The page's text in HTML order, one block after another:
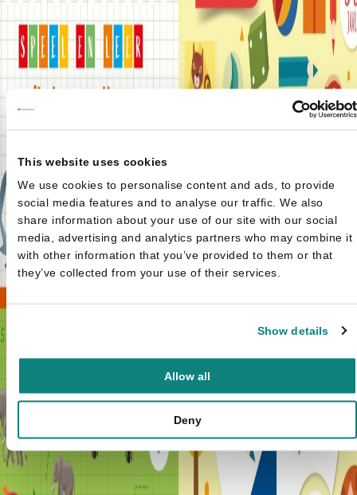
This website uses cookies
We use cookies to personalise content and ads, to provide
social media features and to analyse our traffic. We also
share information about your use of our site with our social
media, advertising and analytics partners who may combine it
with other information that you’ve provided to them or that
they’ve collected from your use of their services.
Show details
Allow all
Deny